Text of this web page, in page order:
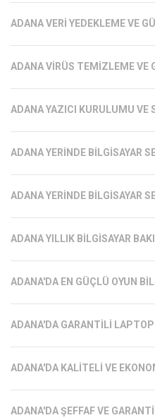
ADANA VERI YEDEKLEME VE
ADANA VIRÜS TEMIZLEME VE
ADANA YAZICI KURULUMU VE
ADANA YERINDE BILGISAYAR
ADANA YERINDE BILGISAYAR
ADANA YILLIK BILGISAYAR
ADANA'DA EN GÜÇLÜ OYUN
ADANA'DA GARANTILI LAPTOP
ADANA'DA KALITELI VE
ADANA'DA ŞEFFAF VE